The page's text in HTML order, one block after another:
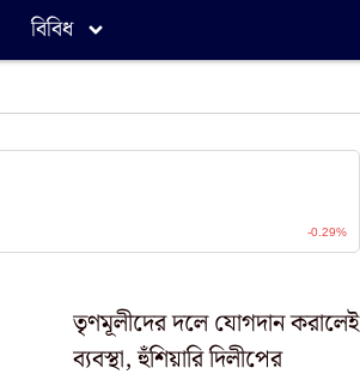
বিবিধ
তৃণমূলীদের দলে যোগদান করালেই
ব্যবস্থা, হুঁশিয়ারি দিলীপের